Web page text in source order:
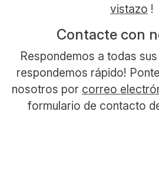
vistazo !
Contacte con
Respondemos a todas
respondemos rápido!
nosotros por correo
formulario de contacto